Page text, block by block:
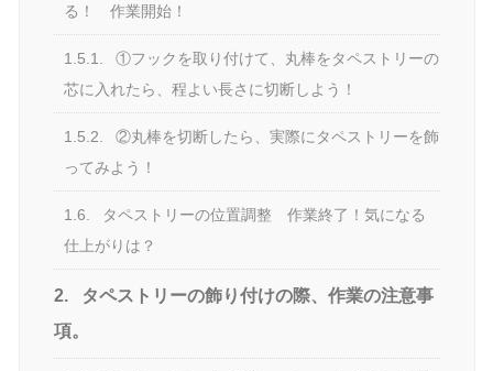
る！ 作業開始！
1.5.1.
①フックを取り付けて、丸棒をタペストリーの
芯に入れたら、程よい長さに切断しよう！
1.5.2.
②丸棒を切断したら、実際にタペストリーを飾
ってみよう！
1.6.
タペストリーの位置調整 作業終了！気になる
仕上がりは？
2.
タペストリーの飾り付けの際、作業の注意事
項。